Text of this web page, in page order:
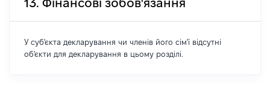
13. Фінансові зобов'язання
У суб'єкта декларування чи членів його сім'ї відсутні
об'єкти для декларування в цьому розділі.